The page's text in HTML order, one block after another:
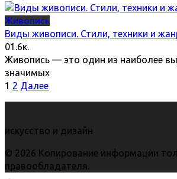
Живопись
Виды живописи. Стили, техники и
01.6к.
Живопись — это один из наиболее
значимых
Пагинация
1 2 Далее
искусство и дизайн
© 2026 Копирование информации
правообладателя.